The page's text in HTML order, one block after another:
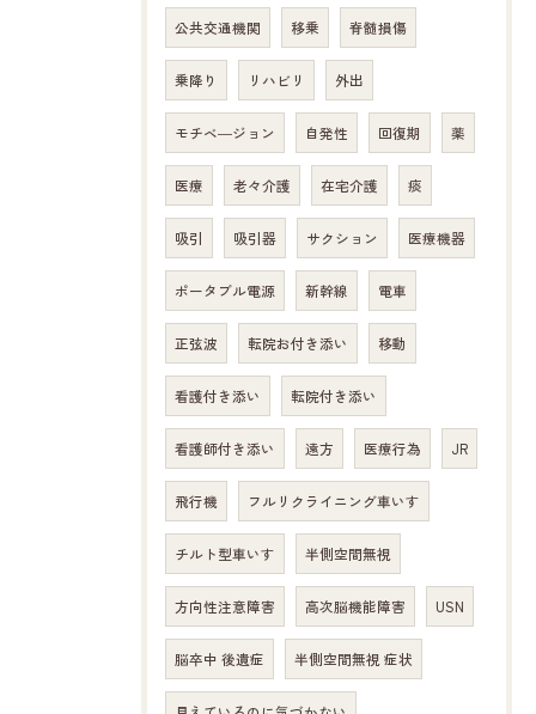
公共交通機関 移乗 脊髄損傷
乗降り リハビリ 外出
モチベ―ジョン 自発性 回復期 薬
医療 老々介護 在宅介護 痰
吸引 吸引器 サクション 医療機器
ポータブル電源 新幹線 電車
正弦波 転院お付き添い 移動
看護付き添い 転院付き添い
看護師付き添い 遠方 医療行為 JR
飛行機 フルリクライニング車いす
チルト型車いす 半側空間無視
方向性注意障害 高次脳機能障害 USN
脳卒中 後遺症 半側空間無視 症状